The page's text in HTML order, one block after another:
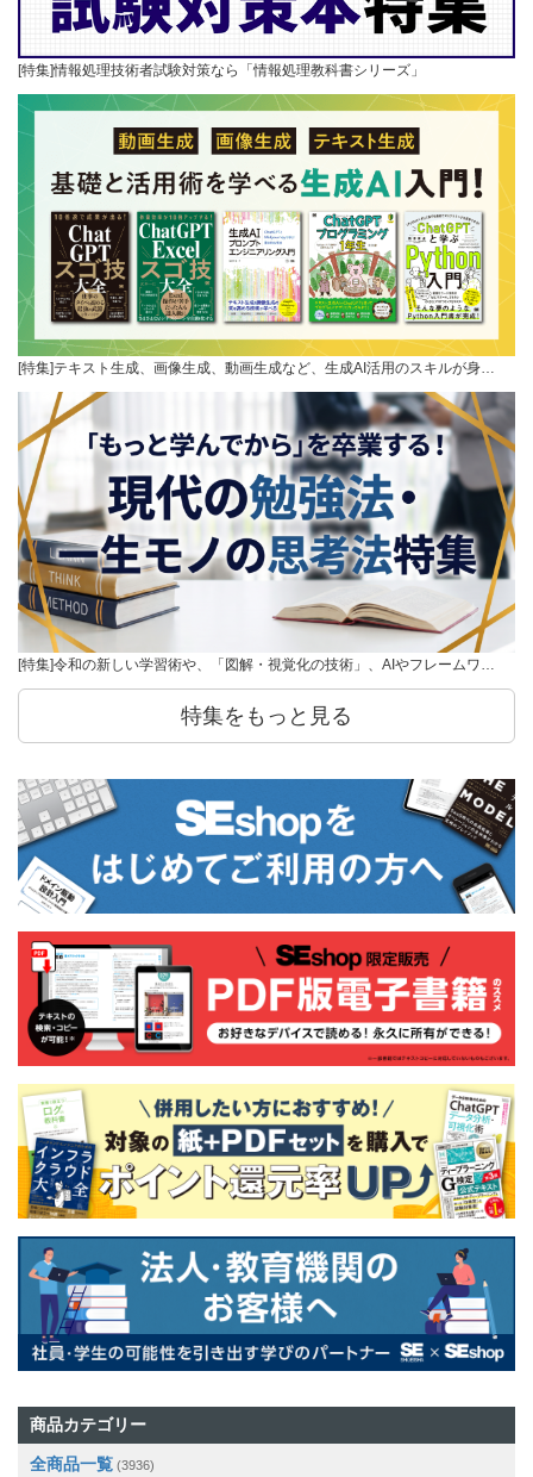
[特集]情報処理技術者試験対策なら「情報処理教科書シリーズ」
[特集]テキスト生成、画像生成、動画生成など、生成AI活用のスキルが身…
[特集]令和の新しい学習術や、「図解・視覚化の技術」、AIやフレームワ…
特集をもっと見る
商品カテゴリー
全商品一覧 (3936)